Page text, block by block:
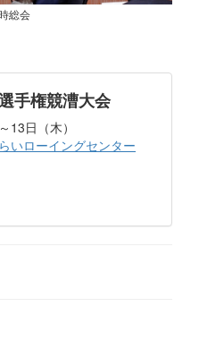
総会
手権競漕大会
13日（木）
いローイングセンター